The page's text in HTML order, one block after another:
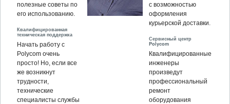
полезные советы по
его использованию.
Квалифицированная
техническая поддержка
Начать работу с
Polycom очень
просто! Но, если все
же возникнут
трудности,
технические
специалисты службы
с возможностью
оформления
курьерской доставки.
Сервисный центр
Polycom
Квалифицированные
инженеры
произведут
профессиональный
ремонт
оборудования